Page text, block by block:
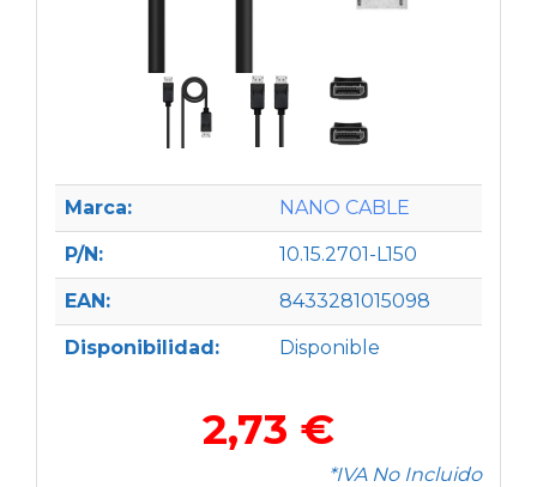
Marca: NANO CABLE
P/N: 10.15.2701-L150
EAN: 8433281015098
Disponibilidad: Disponible
2,73 €
*IVA No Incluido